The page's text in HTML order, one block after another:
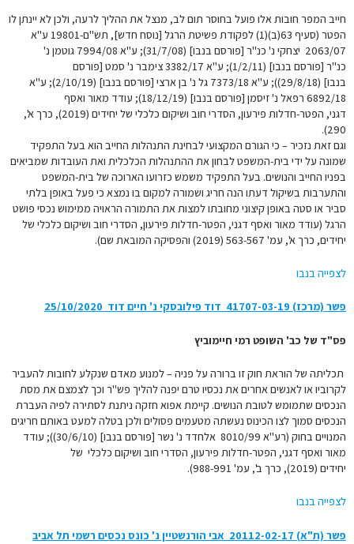
חייב המפר חובות אלו פועל בחוסר תום לב, מנצל את ההליך לרעה, ולכן לא יינתן לו
הפטר (סעיף 63(ב)(1) לפקודת פשיטת הרגל [נוסח חדש], תש"ם-19801 ע"א
2063/07 יצחקי נ' כנ"ר [פורסם בנבו] (31/7/08); ע"א 7994/08 גוטמן נ'
כנ"ר [פורסם בנבו] (1/2/11); ע"א 3382/17 צימבר נ' סמט [פורסם
בנבו] (29/8/18)); ע"א 7373/18 גל נ' בן ארצי [פורסם בנבו] (2/10/19); ע"א
6892/18 ‏רפאל נ' זיסמן [פורסם בנבו] (18/12/19); עודד מאור ואסף
דגני, הפטר-חדלות פירעון, הסדרי חוב ושיקום כלכלי של יחידים (2019), כרך א',
290).
וגם זאת נזכיר – כי הגורם המקצועי לבחינת התנהלות החייב הוא בעל התפקיד
שמונה על ידי בית-המשפט לבחון את ההתנהלות הכלכלית ואת העובדות שמביאים
בפניו החייב והנושים. בעל התפקיד משמש כזרועו הארוכה של בית-המשפט
והתערבות בשיקול דעתו הנה חריג ושמורה למקום בו נמצא כי פעל באופן בלתי
סביר או סטה באופן קיצוני מחובתו למצות את התמורה הראויה ממימוש נכסי פושט
הרגל (עודד מאור ואסף דגני, הפטר-חדלות פירעון, הסדרי חוב ושיקום כלכלי של
יחידים, כרך א', עמ' 563-567 (2019) והפסיקה המובאת שם).
לצפייה בנבו
פשר (מרכז) 41707-03-19‏ ‏ דוד פילובסקי נ' חיים דוד 25/10/2020
פס"ד של כב' השופט רמי חיימוביץ
תכליתה של הוראת חוק זו ברורה על פניה – למנוע מאדם שנקלע לחובות להעביר
לקרוביו או לאנשים אחרים את נכסיו טרם יפנה להליך פש"ר וכך לצמצם את מסת
הנכסים שתמומש לטובת הנושים. קיימת אפוא חזקה ניתנת לסתירה לפיה העברת
הנכסים סמוך לצו הכינוס נעשתה מטעמים פסולים ולכן בטלה למעט באותם חריגים
המנויים בחוק (רע"א 8010/99 אלחדד נ' נשר [פורסם בנבו] (30/6/10)); עודד
מאור ואסף דגני, הפטר-חדלות פירעון, הסדרי חוב ושיקום כלכלי של
יחידים (2019), כרך ב', עמ' 988-991).
לצפייה בנבו
פשר (ת"א) 20112-02-17‏ ‏ אבי הורנשטיין נ' כונס נכסים רשמי תל אביב